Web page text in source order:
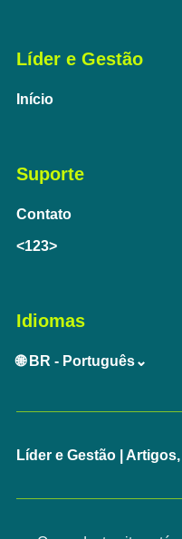
Líder e Gestão
Início
Suporte
Contato
<123>
Idiomas
🌐 BR - Português⌄
Líder e Gestão |